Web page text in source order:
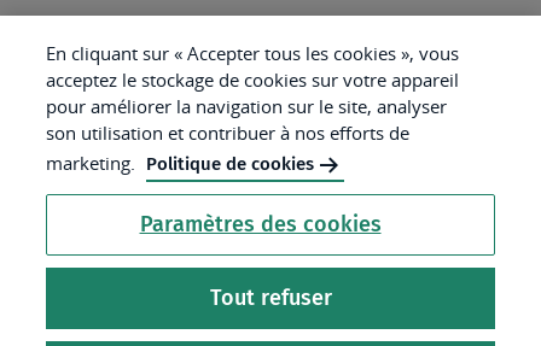
République
Française.
Liberté
Égalité
Fraternité
En cliquant sur « Accepter tous les cookies », vous
acceptez le stockage de cookies sur votre appareil
pour améliorer la navigation sur le site, analyser
son utilisation et contribuer à nos efforts de
marketing.
Politique de cookies
Paramètres des cookies
Tout refuser